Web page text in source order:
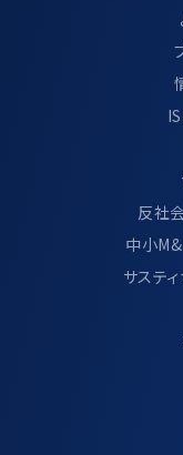
9.サイト
当サイトの
ページ「 サ
ております。
https://
10.通話録
反社
中小
サステ